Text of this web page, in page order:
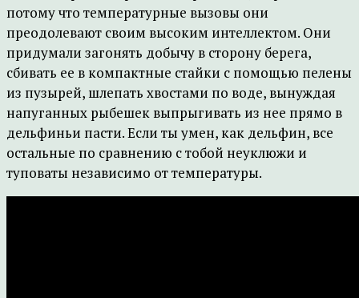
потому что температурные вызовы они
преодолевают своим высоким интеллектом. Они
придумали загонять добычу в сторону берега,
сбивать ее в компактные стайки с помощью пелены
из пузырей, шлепать хвостами по воде, вынуждая
напуганных рыбешек выпрыгивать из нее прямо в
дельфиньи пасти. Если ты умен, как дельфин, все
остальные по сравнению с тобой неуклюжи и
туповаты независимо от температуры.